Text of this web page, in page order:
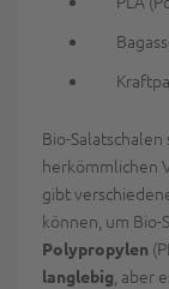
Bio-
herkömmlichen
gibt
können, um Bio-
Polypropylen
langlebig , aber